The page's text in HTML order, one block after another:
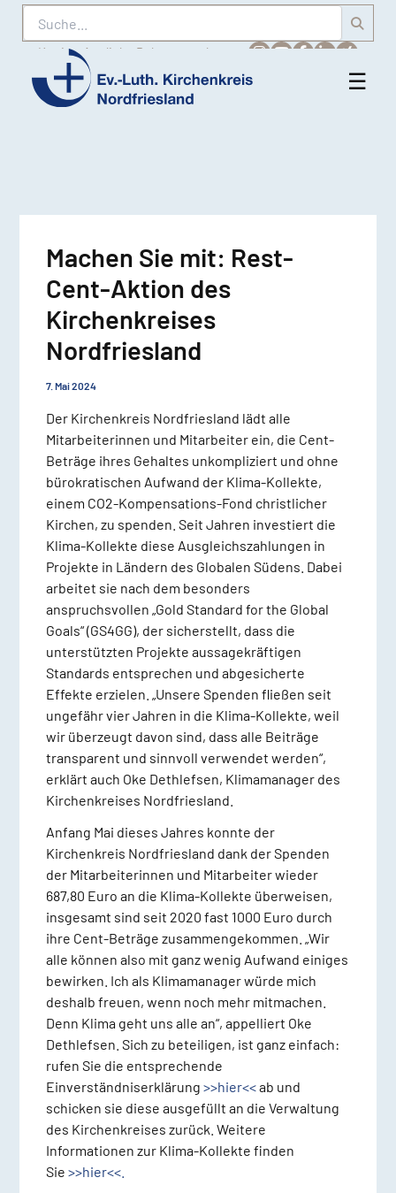
Suche
Karriere Amtliche Bekanntmachungen
Ev.-
☰
Machen Sie mit: Rest-
Cent-Aktion des
Kirchenkreises
Nordfriesland
7. Mai 2024
Der Kirchenkreis Nordfriesland lädt alle
Mitarbeiterinnen und Mitarbeiter ein, die Cent-
Beträge ihres Gehaltes unkompliziert und ohne
bürokratischen Aufwand der Klima-Kollekte,
einem CO2-Kompensations-Fond christlicher
Kirchen, zu spenden. Seit Jahren investiert die
Klima-Kollekte diese Ausgleichszahlungen in
Projekte in Ländern des Globalen Südens. Dabei
arbeitet sie nach dem besonders
anspruchsvollen „Gold Standard for the Global
Goals“ (GS4GG), der sicherstellt, dass die
unterstützten Projekte aussagekräftigen
Standards entsprechen und abgesicherte
Effekte erzielen. „Unsere Spenden fließen seit
ungefähr vier Jahren in die Klima-Kollekte, weil
wir überzeugt davon sind, dass alle Beiträge
transparent und sinnvoll verwendet werden“,
erklärt auch Oke Dethlefsen, Klimamanager des
Kirchenkreises Nordfriesland.
Anfang Mai dieses Jahres konnte der
Kirchenkreis Nordfriesland dank der Spenden
der Mitarbeiterinnen und Mitarbeiter wieder
687,80 Euro an die Klima-Kollekte überweisen,
insgesamt sind seit 2020 fast 1000 Euro durch
ihre Cent-Beträge zusammengekommen. „Wir
alle können also mit ganz wenig Aufwand einiges
bewirken. Ich als Klimamanager würde mich
deshalb freuen, wenn noch mehr mitmachen.
Denn Klima geht uns alle an“, appelliert Oke
Dethlefsen. Sich zu beteiligen, ist ganz einfach:
rufen Sie die entsprechende
Einverständniserklärung >>hier<<ab und
schicken sie diese ausgefüllt an die Verwaltung
des Kirchenkreises zurück. Weitere
Informationen zur Klima-Kollekte finden
Sie >>hier<<.